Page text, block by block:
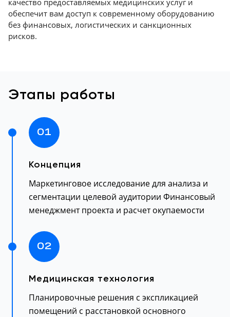
обеспечит вам доступ к современному оборудованию
без финансовых, логистических и санкционных
рисков.
Этапы работы
01
Концепция
Маркетинговое исследование для анализа и
сегментации целевой аудитории Финансовый
менеджмент проекта и расчет окупаемости
02
Медицинская технология
Планировочные решения с экспликацией
помещений с расстановкой основного